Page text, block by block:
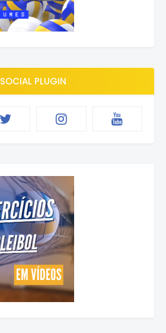
SOCIAL PLUGIN